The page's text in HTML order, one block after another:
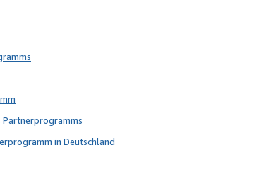
Partnerprogramms
in Deutschland